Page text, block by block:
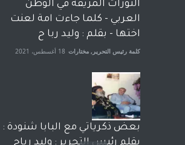
الجنسية عن يد وهم صاغرون،
آراء حرة مختارات 7 أبريل، 2023
الثورات المزيفة في الوطن
العربي - كلما جاءت امة لعنت
اختها - بقلم : وليد ربا ح
كلمة رئيس التحرير , مختارات 18 أغسطس، 2021
بعض ذكرياتي مع البابا شنودة :
بقلم رئيس التحرير : وليد رباح